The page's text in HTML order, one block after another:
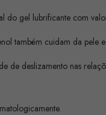
do gel lubrificante com
também cuidam da pele
de deslizamento nas